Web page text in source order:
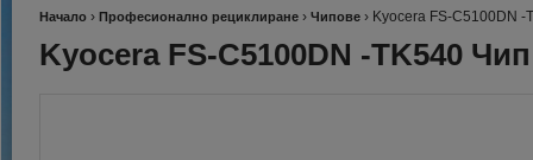
Начало › Професионално рециклиране › Чипове › Kyocera FS-C5100DN -
Kyocera FS-C5100DN -TK540